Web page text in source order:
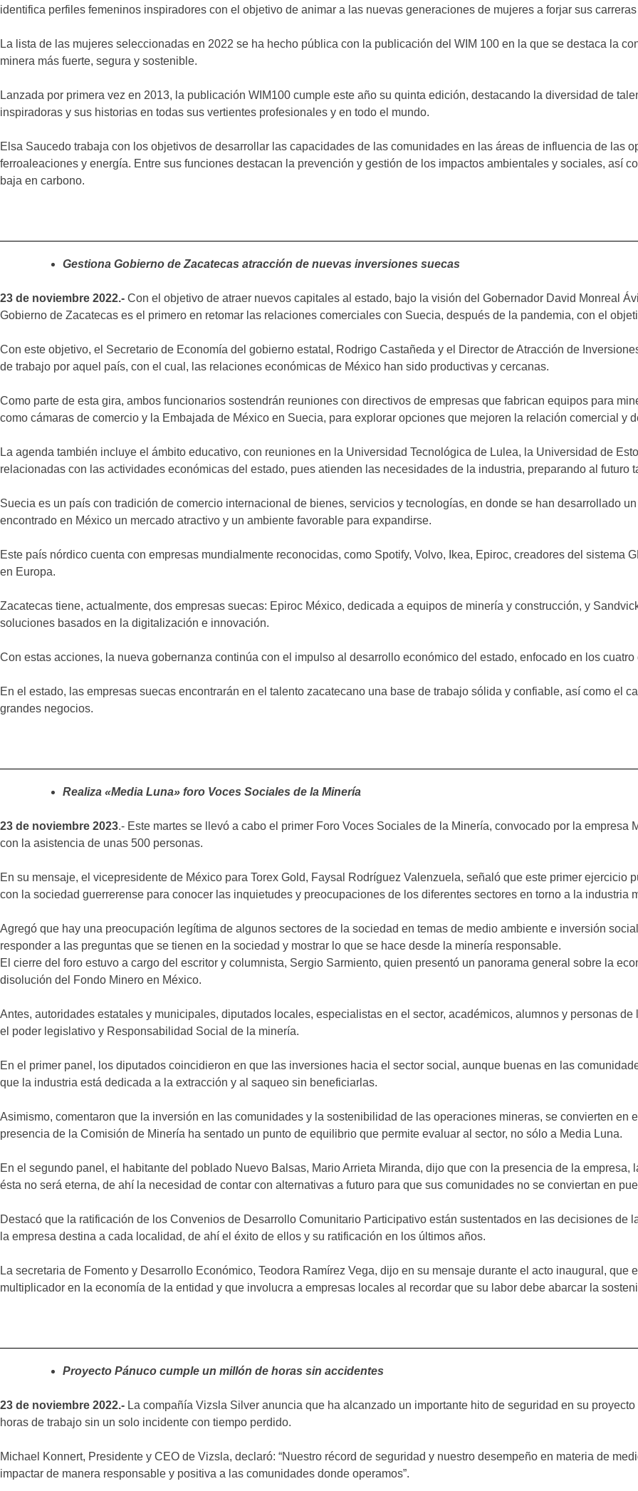
identifica perfiles femeninos inspiradores con el objetivo de animar a las nuevas generaciones de mujeres a forjar sus
La lista de las mujeres seleccionadas en 2022 se ha hecho pública con la publicación del WIM 100 en la que se destaca la
minera más fuerte, segura y sostenible.
Lanzada por primera vez en 2013, la publicación WIM100 cumple este año su quinta edición, destacando la diversidad de
inspiradoras y sus historias en todas sus vertientes profesionales y en todo el mundo.
Elsa Saucedo trabaja con los objetivos de desarrollar las capacidades de las comunidades en las áreas de influencia de las
ferroaleaciones y energía. Entre sus funciones destacan la prevención y gestión de los impactos ambientales y sociales, así
baja en carbono.
Gestiona Gobierno de Zacatecas atracción de nuevas inversiones suecas
23 de noviembre 2022.- Con el objetivo de atraer nuevos capitales al estado, bajo la visión del Gobernador David Monreal
Gobierno de Zacatecas es el primero en retomar las relaciones comerciales con Suecia, después de la pandemia, con el
Con este objetivo, el Secretario de Economía del gobierno estatal, Rodrigo Castañeda y el Director de Atracción de
de trabajo por aquel país, con el cual, las relaciones económicas de México han sido productivas y cercanas.
Como parte de esta gira, ambos funcionarios sostendrán reuniones con directivos de empresas que fabrican equipos para
como cámaras de comercio y la Embajada de México en Suecia, para explorar opciones que mejoren la relación comercial y
La agenda también incluye el ámbito educativo, con reuniones en la Universidad Tecnológica de Lulea, la Universidad de
relacionadas con las actividades económicas del estado, pues atienden las necesidades de la industria, preparando al futuro
Suecia es un país con tradición de comercio internacional de bienes, servicios y tecnologías, en donde se han desarrollado
encontrado en México un mercado atractivo y un ambiente favorable para expandirse.
Este país nórdico cuenta con empresas mundialmente reconocidas, como Spotify, Volvo, Ikea, Epiroc, creadores del sistema
en Europa.
Zacatecas tiene, actualmente, dos empresas suecas: Epiroc México, dedicada a equipos de minería y construcción, y
soluciones basados en la digitalización e innovación.
Con estas acciones, la nueva gobernanza continúa con el impulso al desarrollo económico del estado, enfocado en los
En el estado, las empresas suecas encontrarán en el talento zacatecano una base de trabajo sólida y confiable, así como el
grandes negocios.
Realiza «Media Luna» foro Voces Sociales de la Minería
23 de noviembre 2023.- Este martes se llevó a cabo el primer Foro Voces Sociales de la Minería, convocado por la empresa
con la asistencia de unas 500 personas.
En su mensaje, el vicepresidente de México para Torex Gold, Faysal Rodríguez Valenzuela, señaló que este primer ejercicio
con la sociedad guerrerense para conocer las inquietudes y preocupaciones de los diferentes sectores en torno a la industria
Agregó que hay una preocupación legítima de algunos sectores de la sociedad en temas de medio ambiente e inversión
responder a las preguntas que se tienen en la sociedad y mostrar lo que se hace desde la minería responsable.
El cierre del foro estuvo a cargo del escritor y columnista, Sergio Sarmiento, quien presentó un panorama general sobre la
disolución del Fondo Minero en México.
Antes, autoridades estatales y municipales, diputados locales, especialistas en el sector, académicos, alumnos y personas
el poder legislativo y Responsabilidad Social de la minería.
En el primer panel, los diputados coincidieron en que las inversiones hacia el sector social, aunque buenas en las
que la industria está dedicada a la extracción y al saqueo sin beneficiarlas.
Asimismo, comentaron que la inversión en las comunidades y la sostenibilidad de las operaciones mineras, se convierten en
presencia de la Comisión de Minería ha sentado un punto de equilibrio que permite evaluar al sector, no sólo a Media Luna.
En el segundo panel, el habitante del poblado Nuevo Balsas, Mario Arrieta Miranda, dijo que con la presencia de la
ésta no será eterna, de ahí la necesidad de contar con alternativas a futuro para que sus comunidades no se conviertan en
Destacó que la ratificación de los Convenios de Desarrollo Comunitario Participativo están sustentados en las decisiones de
la empresa destina a cada localidad, de ahí el éxito de ellos y su ratificación en los últimos años.
La secretaria de Fomento y Desarrollo Económico, Teodora Ramírez Vega, dijo en su mensaje durante el acto inaugural,
multiplicador en la economía de la entidad y que involucra a empresas locales al recordar que su labor debe abarcar la
Proyecto Pánuco cumple un millón de horas sin accidentes
23 de noviembre 2022.- La compañía Vizsla Silver anuncia que ha alcanzado un importante hito de seguridad en su
horas de trabajo sin un solo incidente con tiempo perdido.
Michael Konnert, Presidente y CEO de Vizsla, declaró: “Nuestro récord de seguridad y nuestro desempeño en materia de
impactar de manera responsable y positiva a las comunidades donde operamos”.